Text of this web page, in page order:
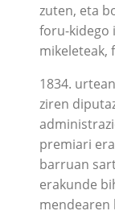
zuten, eta
foru-kidego
mikeleteak,
1834.
ziren
premiari
barruan
erakunde
mendearen